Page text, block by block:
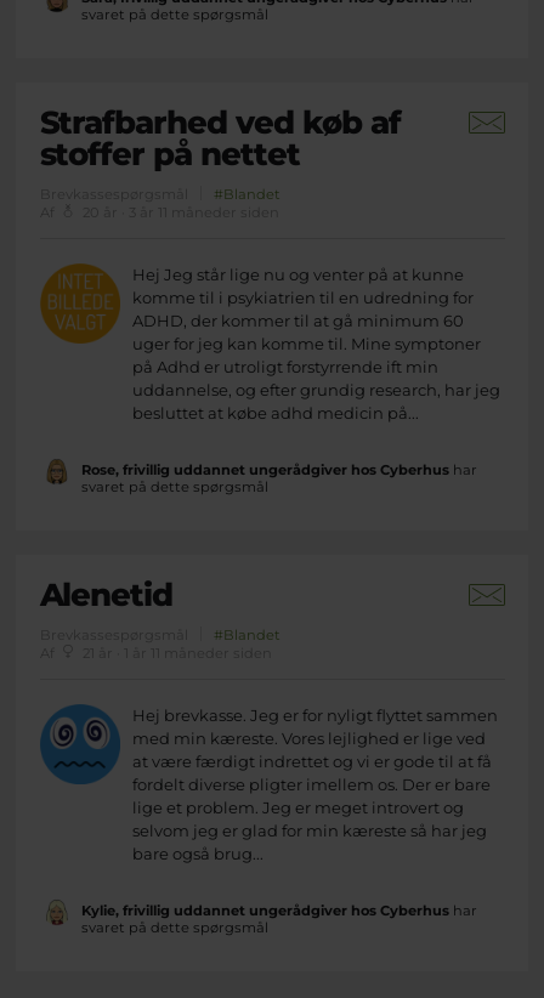
svaret på dette spørgsmål
Strafbarhed ved køb af
stoffer på nettet
Brevkassespørgsmål
#Blandet
Af
Hej Jeg står lige nu og venter på at kunne
komme til i psykiatrien til en udredning for
ADHD, der kommer til at gå minimum 60
uger for jeg kan komme til. Mine symptoner
på Adhd er utroligt forstyrrende ift min
uddannelse, og efter grundig research, har jeg
besluttet at købe adhd medicin på...
Rose, frivillig uddannet ungerådgiver hos Cyberhushar
svaret på dette spørgsmål
Alenetid
Brevkassespørgsmål
#Blandet
Af
Hej brevkasse. Jeg er for nyligt flyttet sammen
med min kæreste. Vores lejlighed er lige ved
at være færdigt indrettet og vi er gode til at få
fordelt diverse pligter imellem os. Der er bare
lige et problem. Jeg er meget introvert og
selvom jeg er glad for min kæreste så har jeg
bare også brug...
Kylie, frivillig uddannet ungerådgiver hos Cyberhushar
svaret på dette spørgsmål